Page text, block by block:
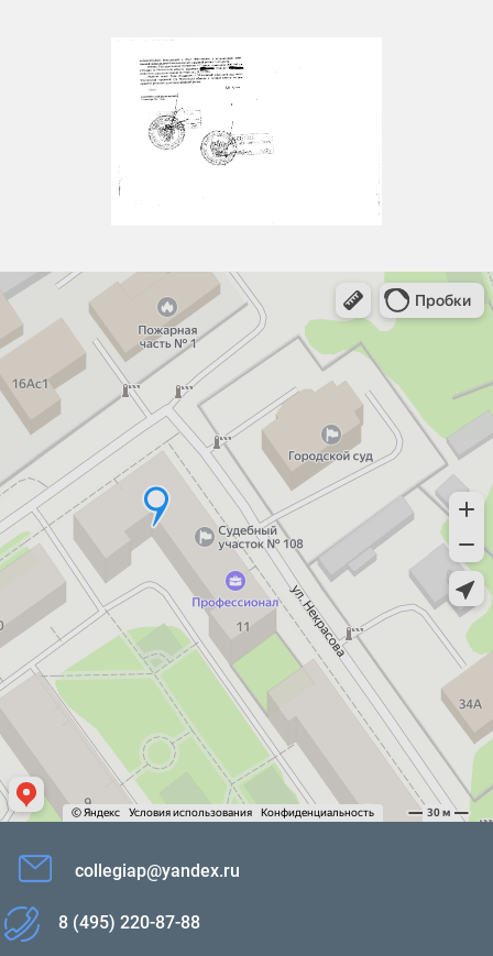
collegiap@yandex.ru
8 (495) 220-87-88